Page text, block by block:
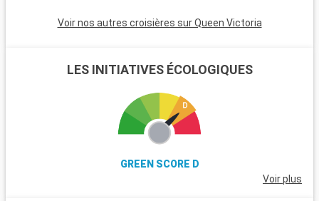
Voir nos autres croisières sur Queen Victoria
LES INITIATIVES ÉCOLOGIQUES
GREEN SCORE D
Voir plus